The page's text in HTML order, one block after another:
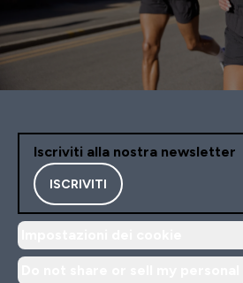
Iscriviti alla nostra newsletter
ISCRIVITI